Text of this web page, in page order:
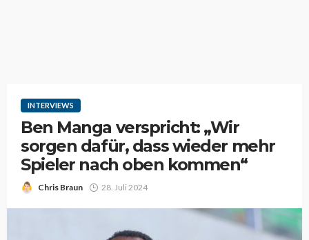
INTERVIEWS
Ben Manga verspricht: „Wir
sorgen dafür, dass wieder mehr
Spieler nach oben kommen“
Chris Braun 28. Juli 2024